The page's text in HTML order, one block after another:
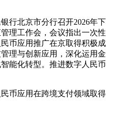
行北京市分行召开2026年下
理工作会，会议指出一次性
币应用推广在京取得积极成
理与创新应用，深化运用金
能化转型。推进数字人民币
币应用在跨境支付领域取得